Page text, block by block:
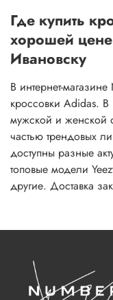
Где купить
хорошей цене
Ивановску
В интернет-
кроссовки Adidas. В
мужской и женской
частью трендовых
доступны разные
топовые модели
другие. Доставка